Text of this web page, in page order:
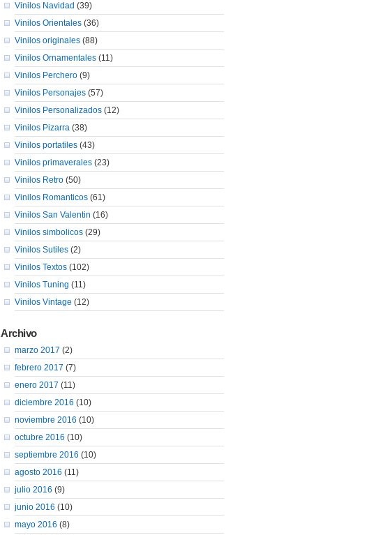
Vinilos Navidad (39)
Vinilos Orientales (36)
Vinilos originales (88)
Vinilos Ornamentales (11)
Vinilos Perchero (9)
Vinilos Personajes (57)
Vinilos Personalizados (12)
Vinilos Pizarra (38)
Vinilos portatiles (43)
Vinilos primaverales (23)
Vinilos Retro (50)
Vinilos Romanticos (61)
Vinilos San Valentin (16)
Vinilos simbolicos (29)
Vinilos Sutiles (2)
Vinilos Textos (102)
Vinilos Tuning (11)
Vinilos Vintage (12)
Archivo
marzo 2017 (2)
febrero 2017 (7)
enero 2017 (11)
diciembre 2016 (10)
noviembre 2016 (10)
octubre 2016 (10)
septiembre 2016 (10)
agosto 2016 (11)
julio 2016 (9)
junio 2016 (10)
mayo 2016 (8)